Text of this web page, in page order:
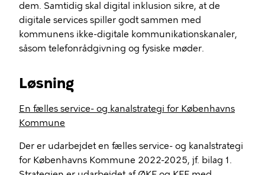
dem. Samtidig skal digital inklusion sikre, at de
digitale services spiller godt sammen med
kommunens ikke-digitale kommunikationskanaler,
såsom telefonrådgivning og fysiske møder.
Løsning
En fælles service- og kanalstrategi for Københavns
Kommune
Der er udarbejdet en fælles service- og kanalstrategi
for Københavns Kommune 2022-2025, jf. bilag 1.